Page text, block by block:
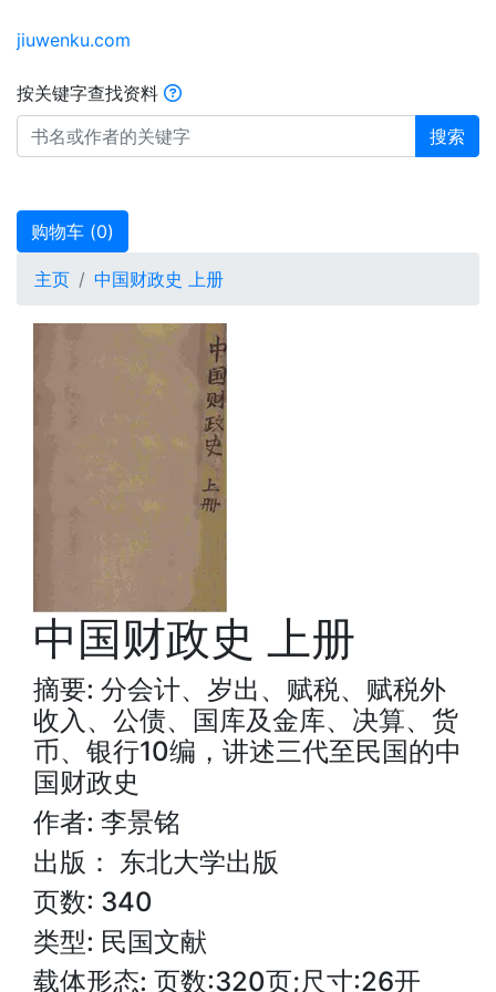
jiuwenku.com
按关键字查找资料
搜索
购物车 (0)
主页 中国财政史 上册
中国财政史 上册
摘要: 分会计、岁出、赋税、赋税外
收入、公债、国库及金库、决算、货
币、银行10编，讲述三代至民国的中
国财政史
作者: 李景铭
出版： 东北大学出版
页数: 340
类型: 民国文献
载体形态: 页数:320页;尺寸:26开